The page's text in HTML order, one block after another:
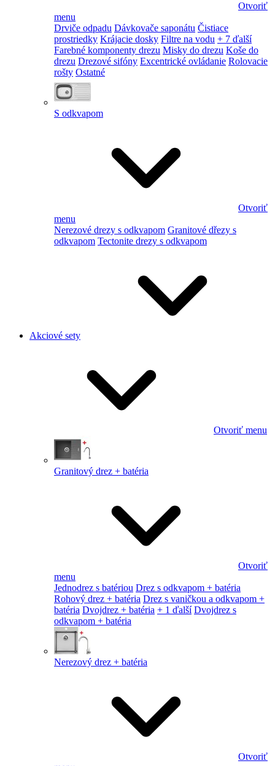
Otvoriť
menu
Drviče odpadu Dávkovače saponátu Čistiace
prostriedky Krájacie dosky Filtre na vodu + 7 ďalší
Farebné komponenty drezu Misky do drezu Koše do
drezu Drezové sifóny Excentrické ovládanie Rolovacie
rošty Ostatné
S odkvapom
Otvoriť
menu
Nerezové drezy s odkvapom Granitové dřezy s
odkvapom Tectonite drezy s odkvapom
Akciové sety
Otvoriť menu
Granitový drez + batéria
Otvoriť
menu
Jednodrez s batériou Drez s odkvapom + batéria
Rohový drez + batéria Drez s vaničkou a odkvapom +
batéria Dvojdrez + batéria + 1 ďalší Dvojdrez s
odkvapom + batéria
Nerezový drez + batéria
Otvoriť